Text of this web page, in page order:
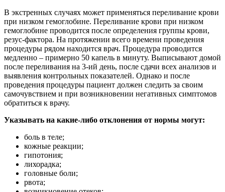
В экстренных случаях может применяться переливание крови
при низком гемоглобине. Переливание крови при низком
гемоглобине проводится после определения группы крови,
резус-фактора. На протяжении всего времени проведения
процедуры рядом находится врач. Процедура проводится
медленно – примерно 50 капель в минуту. Выписывают домой
после переливания на 3-ий день, после сдачи всех анализов и
выявления контрольных показателей. Однако и после
проведения процедуры пациент должен следить за своим
самочувствием и при возникновении негативных симптомов
обратиться к врачу.
Указывать на какие-либо отклонения от нормы могут:
боль в теле;
кожные реакции;
гипотония;
лихорадка;
головные боли;
рвота;